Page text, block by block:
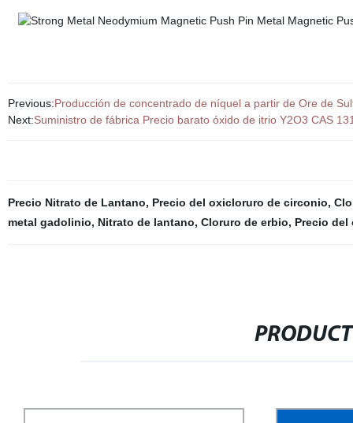
Previous:Producción de concentrado de níquel a partir de Ore de
Next:Suministro de fábrica Precio barato óxido de itrio Y2O3 CAS
Precio Nitrato de Lantano, Precio del oxicloruro de circonio,
metal gadolinio, Nitrato de lantano, Cloruro de erbio, Precio